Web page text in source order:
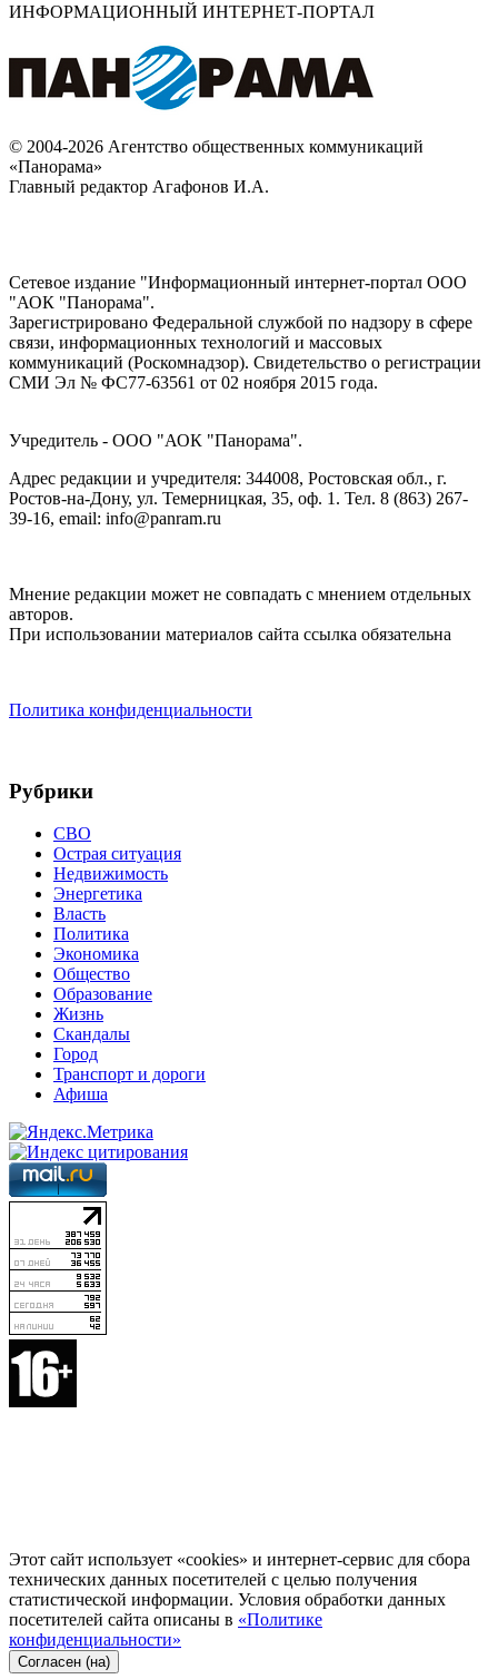
ИНФОРМАЦИОННЫЙ ИНТЕРНЕТ-ПОРТАЛ
© 2004-2026 Агентство общественных коммуникаций
«Панорама»
Главный редактор Агафонов И.А.
Сетевое издание "Информационный интернет-портал ООО
"АОК "Панорама".
Зарегистрировано Федеральной службой по надзору в сфере
связи, информационных технологий и массовых
коммуникаций (Роскомнадзор). Cвидетельство о регистрации
СМИ Эл № ФС77-63561 от 02 ноября 2015 года.
Учредитель - ООО "АОК "Панорама".
Адрес редакции и учредителя: 344008, Ростовская обл., г.
Ростов-на-Дону, ул. Темерницкая, 35, оф. 1. Тел. 8 (863) 267-
39-16, email: info@panram.ru
Мнение редакции может не совпадать с мнением отдельных
авторов.
При использовании материалов сайта ссылка обязательна
Политика конфиденциальности
Рубрики
СВО
Острая ситуация
Недвижимость
Энергетика
Власть
Политика
Экономика
Общество
Образование
Жизнь
Скандалы
Город
Транспорт и дороги
Афиша
Этот сайт использует «cookies» и интернет-сервис для сбора
технических данных посетителей с целью получения
статистической информации. Условия обработки данных
посетителей сайта описаны в «Политике
конфиденциальности»
Согласен (на)